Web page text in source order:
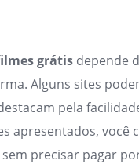
grátis depende
Alguns sites
pela
apresentados,
precisar pagar